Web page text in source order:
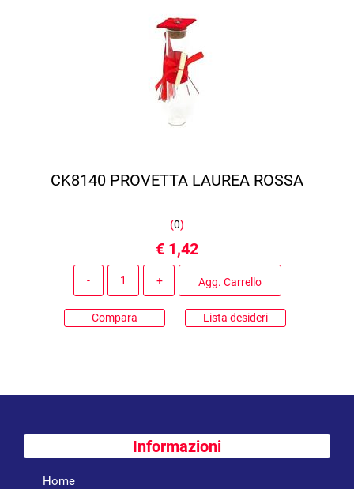
CK8140 PROVETTA LAUREA ROSSA
(0)
€ 1,42
Agg. Carrello
Compara Lista desideri
Informazioni
Home